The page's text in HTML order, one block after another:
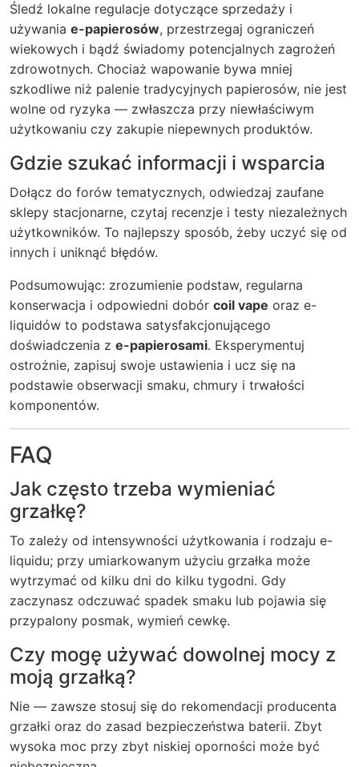
Śledź lokalne regulacje dotyczące sprzedaży i
używania e-papierosów, przestrzegaj ograniczeń
wiekowych i bądź świadomy potencjalnych zagrożeń
zdrowotnych. Chociaż wapowanie bywa mniej
szkodliwe niż palenie tradycyjnych papierosów, nie jest
wolne od ryzyka — zwłaszcza przy niewłaściwym
użytkowaniu czy zakupie niepewnych produktów.
Gdzie szukać informacji i wsparcia
Dołącz do forów tematycznych, odwiedzaj zaufane
sklepy stacjonarne, czytaj recenzje i testy niezależnych
użytkowników. To najlepszy sposób, żeby uczyć się od
innych i uniknąć błędów.
Podsumowując: zrozumienie podstaw, regularna
konserwacja i odpowiedni dobór coil vape oraz e-
liquidów to podstawa satysfakcjonującego
doświadczenia z e-papierosami. Eksperymentuj
ostrożnie, zapisuj swoje ustawienia i ucz się na
podstawie obserwacji smaku, chmury i trwałości
komponentów.
FAQ
Jak często trzeba wymieniać
grzałkę?
To zależy od intensywności użytkowania i rodzaju e-
liquidu; przy umiarkowanym użyciu grzałka może
wytrzymać od kilku dni do kilku tygodni. Gdy
zaczynasz odczuwać spadek smaku lub pojawia się
przypalony posmak, wymień cewkę.
Czy mogę używać dowolnej mocy z
moją grzałką?
Nie — zawsze stosuj się do rekomendacji producenta
grzałki oraz do zasad bezpieczeństwa baterii. Zbyt
wysoka moc przy zbyt niskiej oporności może być